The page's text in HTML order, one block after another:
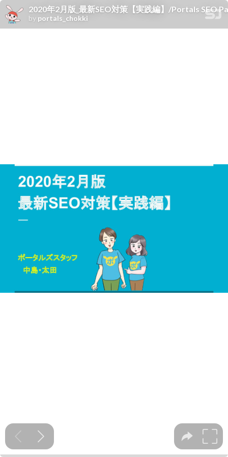
2020年2月版_最新SEO対策【実践編】/Portals SEO
by portals_chokki